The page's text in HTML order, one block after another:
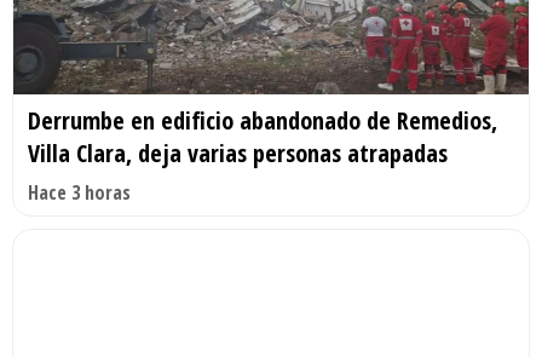
Derrumbe en edificio abandonado de Remedios,
Villa Clara, deja varias personas atrapadas
Hace 3 horas